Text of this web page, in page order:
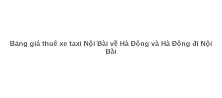
Bảng giá thuê xe taxi Nội Bài về Hà Đông và Hà Đông đi Nội
Bài